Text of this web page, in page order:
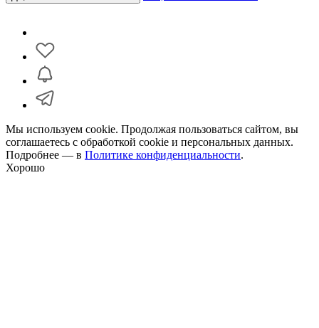
Мы используем cookie. Продолжая пользоваться сайтом, вы
соглашаетесь с обработкой cookie и персональных данных.
Подробнее — в Политике конфиденциальности.
Хорошо